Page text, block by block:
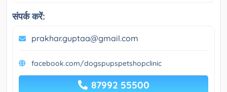
संपर्क करें:
prakhar.guptaa@gmail.com
facebook.com/dogspupspetshopclinic
87992 55500